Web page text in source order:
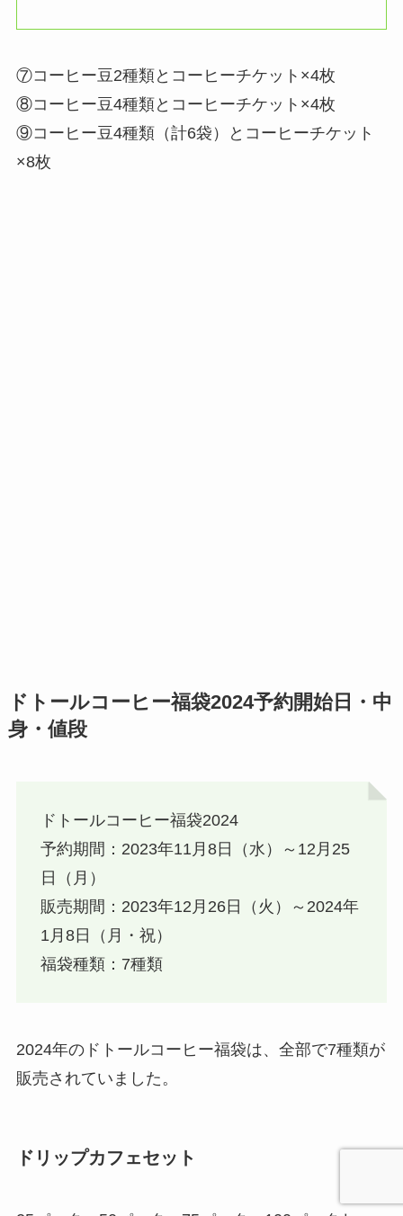
⑦コーヒー豆2種類とコーヒーチケット×4枚
⑧コーヒー豆4種類とコーヒーチケット×4枚
⑨コーヒー豆4種類（計6袋）とコーヒーチケット
×8枚
ドトールコーヒー福袋2024予約開始日・中
身・値段
ドトールコーヒー福袋2024
予約期間：2023年11月8日（水）～12月25
日（月）
販売期間：2023年12月26日（火）～2024年
1月8日（月・祝）
福袋種類：7種類
2024年のドトールコーヒー福袋は、全部で7種類が
販売されていました。
ドリップカフェセット